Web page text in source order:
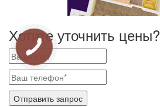
Хотите уточнить цены?